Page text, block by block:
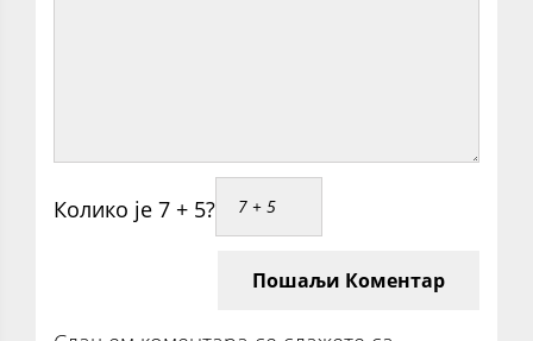
Колико је 7 + 5?
Пошаљи Коментар